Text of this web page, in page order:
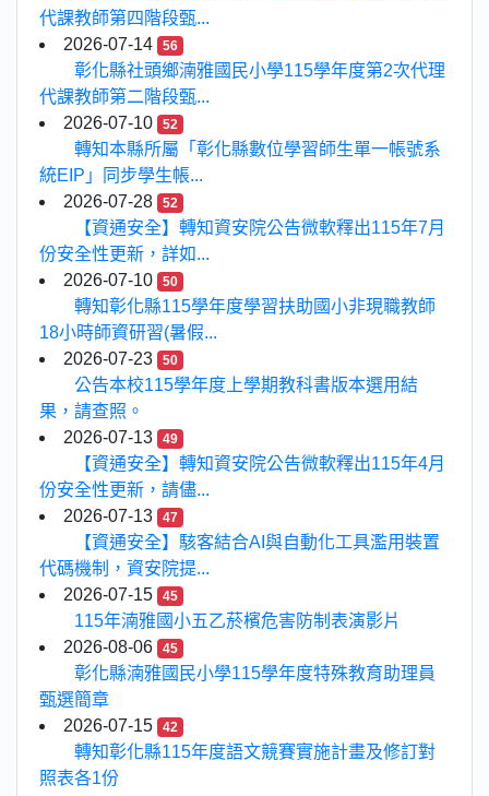
代課教師第四階段甄...
2026-07-14
56
彰化縣社頭鄉湳雅國民小學115學年度第2次代理
代課教師第二階段甄...
2026-07-10
52
轉知本縣所屬「彰化縣數位學習師生單一帳號系
統EIP」同步學生帳...
2026-07-28
52
【資通安全】轉知資安院公告微軟釋出115年7月
份安全性更新，詳如...
2026-07-10
50
轉知彰化縣115學年度學習扶助國小非現職教師
18小時師資研習(暑假...
2026-07-23
50
公告本校115學年度上學期教科書版本選用結
果，請查照。
2026-07-13
49
【資通安全】轉知資安院公告微軟釋出115年4月
份安全性更新，請儘...
2026-07-13
47
【資通安全】駭客結合AI與自動化工具濫用裝置
代碼機制，資安院提...
2026-07-15
45
115年湳雅國小五乙菸檳危害防制表演影片
2026-08-06
45
彰化縣湳雅國民小學115學年度特殊教育助理員
甄選簡章
2026-07-15
42
轉知彰化縣115年度語文競賽實施計畫及修訂對
照表各1份